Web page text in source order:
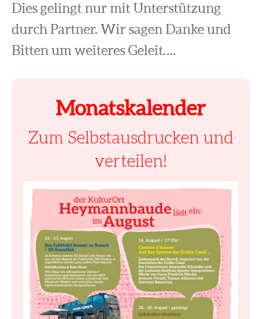
Dies gelingt nur mit Unterstützung
durch Partner. Wir sagen Danke und
Bitten um weiteres Geleit….
Monatskalender
Zum Selbstausdrucken und
verteilen!